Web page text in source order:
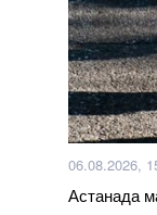
06.08.2026,
Астанада